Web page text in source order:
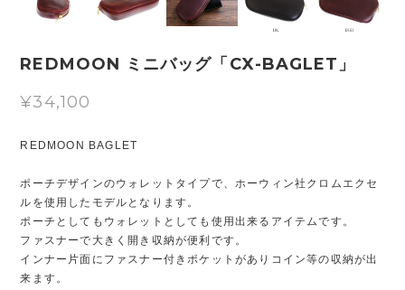
REDMOON ミニバッグ「CX-BAGLET」
¥34,100
REDMOON BAGLET
ポーチデザインのウォレットタイプで、ホーウィン社クロムエクセ
ルを使用したモデルとなります。
ポーチとしてもウォレットとしても使用出来るアイテムです。
ファスナーで大きく開き収納が便利です。
インナー片面にファスナー付きポケットがありコイン等の収納が出
来ます。